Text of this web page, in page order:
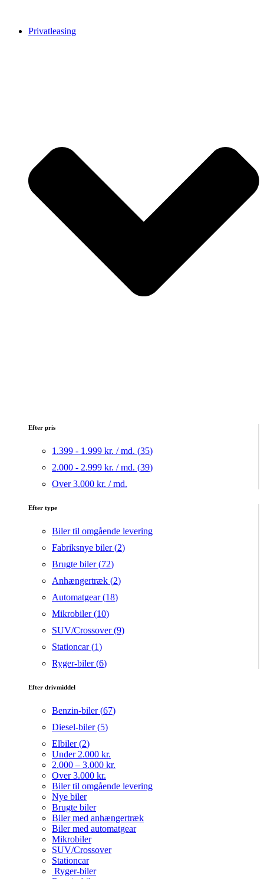
Privatleasing
Efter pris
1.399 - 1.999 kr. / md. (35)
2.000 - 2.999 kr. / md. (39)
Over 3.000 kr. / md.
Efter type
Biler til omgående levering
Fabriksnye biler (2)
Brugte biler (72)
Anhængertræk (2)
Automatgear (18)
Mikrobiler (10)
SUV/Crossover (9)
Stationcar (1)
Ryger-biler (6)
Efter drivmiddel
Benzin-biler (67)
Diesel-biler (5)
Elbiler (2)
Under 2.000 kr.
2.000 – 3.000 kr.
Over 3.000 kr.
Biler til omgående levering
Nye biler
Brugte biler
Biler med anhængertræk
Biler med automatgear
Mikrobiler
SUV/Crossover
Stationcar
Ryger-biler